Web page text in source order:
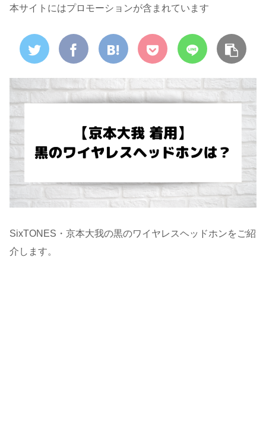
本サイトにはプロモーションが含まれています
SixTONES・京本大我の黒のワイヤレスヘッドホンをご紹
介します。